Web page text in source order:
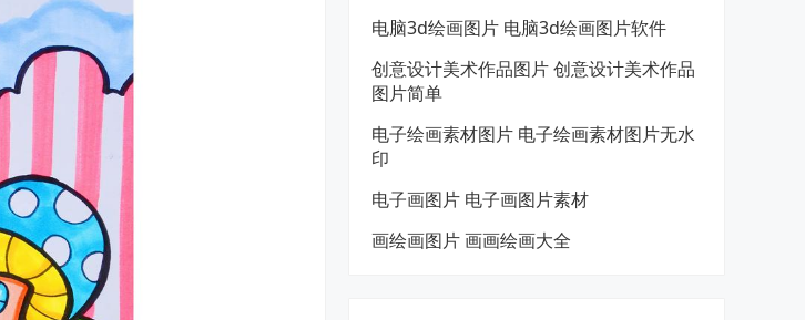
电脑3d绘画图片 电脑3d绘画图片软件
创意设计美术作品图片 创意设计美术作品
图片简单
电子绘画素材图片 电子绘画素材图片无水
印
电子画图片 电子画图片素材
画绘画图片 画画绘画大全